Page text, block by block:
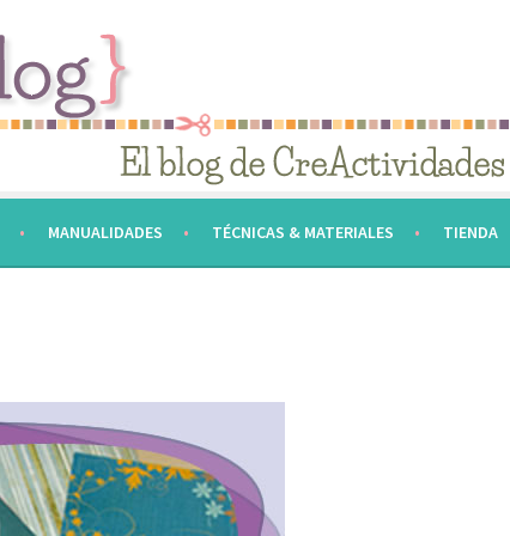
MANUALIDADES TÉCNICAS & MATERIALES TIENDA